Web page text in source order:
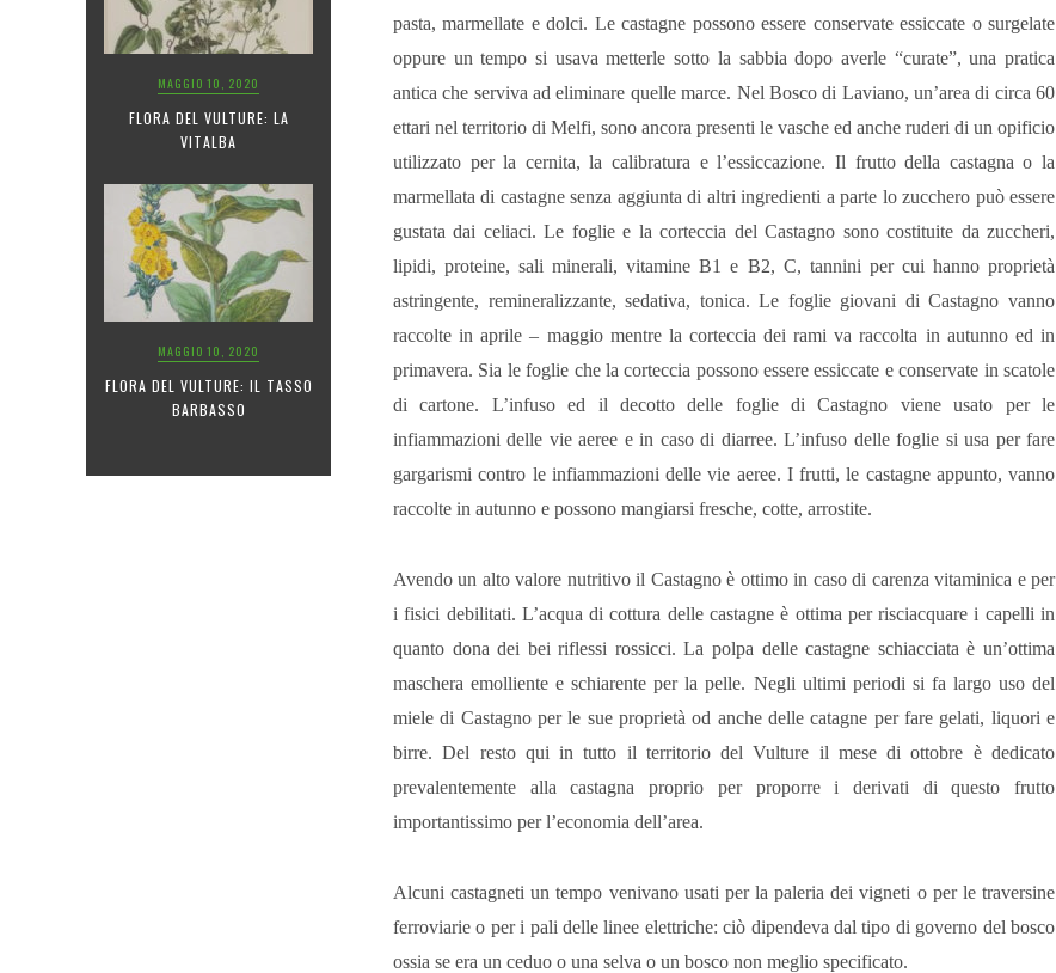
MAGGIO 10, 2020
FLORA DEL VULTURE: LA
VITALBA
MAGGIO 10, 2020
FLORA DEL VULTURE: IL TASSO
BARBASSO
pasta, marmellate e dolci. Le castagne possono essere conservate essiccate o surgelate
oppure un tempo si usava metterle sotto la sabbia dopo averle “curate”, una pratica
antica che serviva ad eliminare quelle marce. Nel Bosco di Laviano, un’area di circa 60
ettari nel territorio di Melfi, sono ancora presenti le vasche ed anche ruderi di un opificio
utilizzato per la cernita, la calibratura e l’essiccazione. Il frutto della castagna o la
marmellata di castagne senza aggiunta di altri ingredienti a parte lo zucchero può essere
gustata dai celiaci. Le foglie e la corteccia del Castagno sono costituite da zuccheri,
lipidi, proteine, sali minerali, vitamine B1 e B2, C, tannini per cui hanno proprietà
astringente, remineralizzante, sedativa, tonica. Le foglie giovani di Castagno vanno
raccolte in aprile – maggio mentre la corteccia dei rami va raccolta in autunno ed in
primavera. Sia le foglie che la corteccia possono essere essiccate e conservate in scatole
di cartone. L’infuso ed il decotto delle foglie di Castagno viene usato per le
infiammazioni delle vie aeree e in caso di diarree. L’infuso delle foglie si usa per fare
gargarismi contro le infiammazioni delle vie aeree. I frutti, le castagne appunto, vanno
raccolte in autunno e possono mangiarsi fresche, cotte, arrostite.
Avendo un alto valore nutritivo il Castagno è ottimo in caso di carenza vitaminica e per
i fisici debilitati. L’acqua di cottura delle castagne è ottima per risciacquare i capelli in
quanto dona dei bei riflessi rossicci. La polpa delle castagne schiacciata è un’ottima
maschera emolliente e schiarente per la pelle. Negli ultimi periodi si fa largo uso del
miele di Castagno per le sue proprietà od anche delle catagne per fare gelati, liquori e
birre. Del resto qui in tutto il territorio del Vulture il mese di ottobre è dedicato
prevalentemente alla castagna proprio per proporre i derivati di questo frutto
importantissimo per l’economia dell’area.
Alcuni castagneti un tempo venivano usati per la paleria dei vigneti o per le traversine
ferroviarie o per i pali delle linee elettriche: ciò dipendeva dal tipo di governo del bosco
ossia se era un ceduo o una selva o un bosco non meglio specificato.